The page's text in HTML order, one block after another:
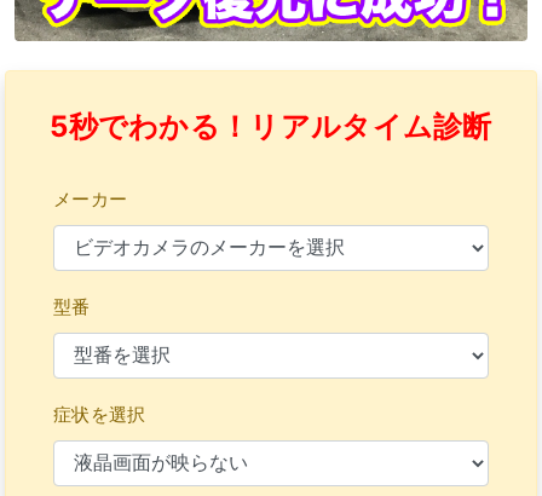
5秒でわかる！リアルタイム診断
メーカー
型番
症状を選択